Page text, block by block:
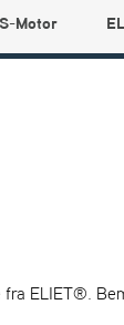
Motor
ELIET®.